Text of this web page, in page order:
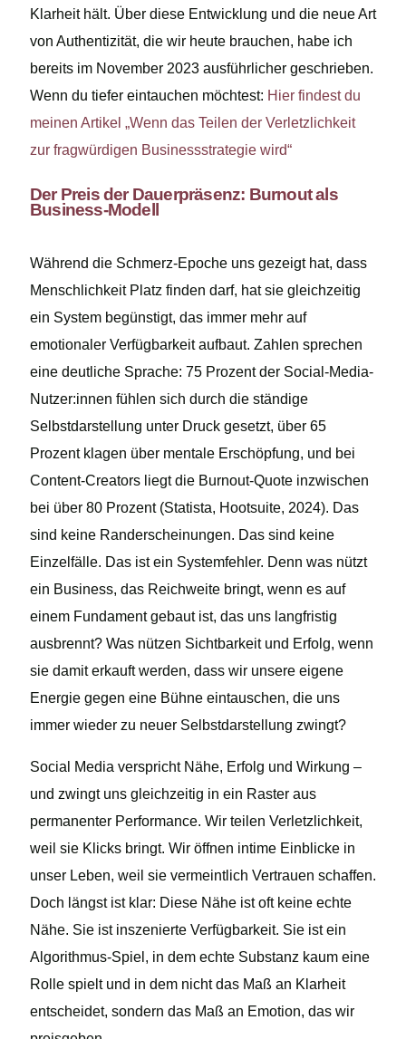
Klarheit hält. Über diese Entwicklung und die neue Art
von Authentizität, die wir heute brauchen, habe ich
bereits im November 2023 ausführlicher geschrieben.
Wenn du tiefer eintauchen möchtest: Hier findest du
meinen Artikel „Wenn das Teilen der Verletzlichkeit
zur fragwürdigen Businessstrategie wird“
Der Preis der Dauerpräsenz: Burnout als
Business-Modell
Während die Schmerz-Epoche uns gezeigt hat, dass
Menschlichkeit Platz finden darf, hat sie gleichzeitig
ein System begünstigt, das immer mehr auf
emotionaler Verfügbarkeit aufbaut. Zahlen sprechen
eine deutliche Sprache: 75 Prozent der Social-Media-
Nutzer:innen fühlen sich durch die ständige
Selbstdarstellung unter Druck gesetzt, über 65
Prozent klagen über mentale Erschöpfung, und bei
Content-Creators liegt die Burnout-Quote inzwischen
bei über 80 Prozent (Statista, Hootsuite, 2024). Das
sind keine Randerscheinungen. Das sind keine
Einzelfälle. Das ist ein Systemfehler. Denn was nützt
ein Business, das Reichweite bringt, wenn es auf
einem Fundament gebaut ist, das uns langfristig
ausbrennt? Was nützen Sichtbarkeit und Erfolg, wenn
sie damit erkauft werden, dass wir unsere eigene
Energie gegen eine Bühne eintauschen, die uns
immer wieder zu neuer Selbstdarstellung zwingt?
Social Media verspricht Nähe, Erfolg und Wirkung –
und zwingt uns gleichzeitig in ein Raster aus
permanenter Performance. Wir teilen Verletzlichkeit,
weil sie Klicks bringt. Wir öffnen intime Einblicke in
unser Leben, weil sie vermeintlich Vertrauen schaffen.
Doch längst ist klar: Diese Nähe ist oft keine echte
Nähe. Sie ist inszenierte Verfügbarkeit. Sie ist ein
Algorithmus-Spiel, in dem echte Substanz kaum eine
Rolle spielt und in dem nicht das Maß an Klarheit
entscheidet, sondern das Maß an Emotion, das wir